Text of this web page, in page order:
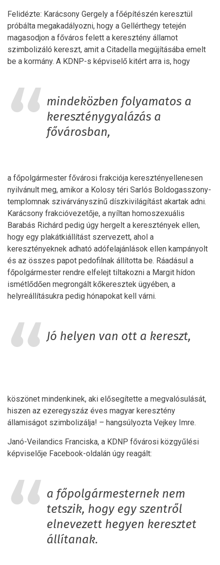
Felidézte: Karácsony Gergely a főépítészén keresztül
próbálta megakadályozni, hogy a Gellérthegy tetején
magasodjon a főváros felett a keresztény államot
szimbolizáló kereszt, amit a Citadella megújításába emelt
be a kormány. A KDNP-s képviselő kitért arra is, hogy
mindeközben folyamatos a
kereszténygyalázás a
fővárosban,
a főpolgármester fővárosi frakciója keresztényellenesen
nyilvánult meg, amikor a Kolosy téri Sarlós Boldogasszony-
templomnak szivárványszínű díszkivilágítást akartak adni.
Karácsony frakcióvezetője, a nyíltan homoszexuális
Barabás Richárd pedig úgy hergelt a keresztények ellen,
hogy egy plakátkiállítást szervezett, ahol a
keresztényeknek adható adófelajánlások ellen kampányolt
és az összes papot pedofilnak állította be. Ráadásul a
főpolgármester rendre elfelejt tiltakozni a Margit hídon
ismétlődően megrongált kőkeresztek ügyében, a
helyreállításukra pedig hónapokat kell várni.
Jó helyen van ott a kereszt,
köszönet mindenkinek, aki elősegítette a megvalósulását,
hiszen az ezeregyszáz éves magyar keresztény
államiságot szimbolizálja! – hangsúlyozta Vejkey Imre.
Janó-Veilandics Franciska, a KDNP fővárosi közgyűlési
képviselője Facebook-oldalán úgy reagált:
a főpolgármesternek nem
tetszik, hogy egy szentről
elnevezett hegyen keresztet
állítanak.